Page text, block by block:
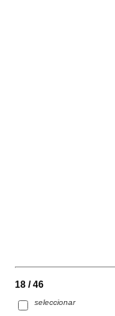
18 / 46
seleccionar